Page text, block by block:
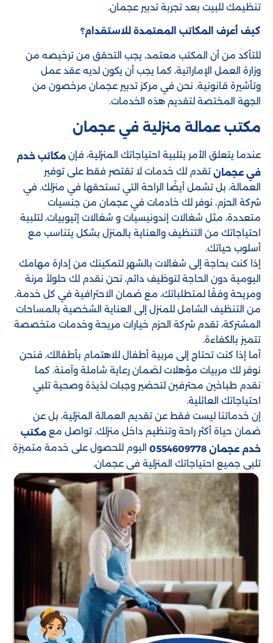
تنظيمك للبيت بعد تجربة تدبير عجمان.
كيف أعرف المكاتب المعتمدة للاستقدام؟
للتأكد من أن المكتب معتمد، يجب التحقق من ترخيصه من
وزارة العمل الإماراتية، كما يجب أن يكون لديه عقد عمل
وتأشيرة قانونية. نحن في مركز تدبير عجمان مرخصون من
الجهة المختصة لتقديم هذه الخدمات.
مكتب عمالة منزلية​ في عجمان
عندما يتعلق الأمر بتلبية احتياجاتك المنزلية، فإن مكاتب خدم
في عجمان تقدم لك خدمات لا تقتصر فقط على توفير
العمالة، بل تشمل أيضًا الراحة التي تستحقها في منزلك. في
شركة الحزم، نوفر لك خادمات في عجمان من جنسيات
متعددة، مثل شغالات إندونيسيات و شغالات إثيوبيات، لتلبية
احتياجاتك من التنظيف والعناية بالمنزل بشكل يتناسب مع
أسلوب حياتك.
إذا كنت بحاجة إلى شغالات بالشهر لتمكينك من إدارة مهامك
اليومية دون الحاجة لتوظيف دائم، نحن نقدم لك حلولاً مرنة
ومريحة وفقًا لمتطلباتك، مع ضمان الاحترافية في كل خدمة.
من التنظيف الشامل للمنزل إلى العناية الشخصية بالمساحات
المشتركة، تقدم شركة الحزم خيارات مريحة وخدمات متخصصة
تتميز بالكفاءة.
أما إذا كنت تحتاج إلى مربية أطفال للاهتمام بأطفالك، فنحن
نوفر لك مربيات مؤهلات لضمان رعاية شاملة وآمنة. كما
نقدم طباخين محترفين لتحضير وجبات لذيذة وصحية تلبي
احتياجاتك العائلية.
إن خدماتنا ليست فقط عن تقديم العمالة المنزلية، بل عن
ضمان حياة أكثر راحة وتنظيم داخل منزلك. تواصل مع مكتب
خدم عجمان 0554609778
اليوم للحصول على خدمة متميزة
تلبي جميع احتياجاتك المنزلية في عجمان.